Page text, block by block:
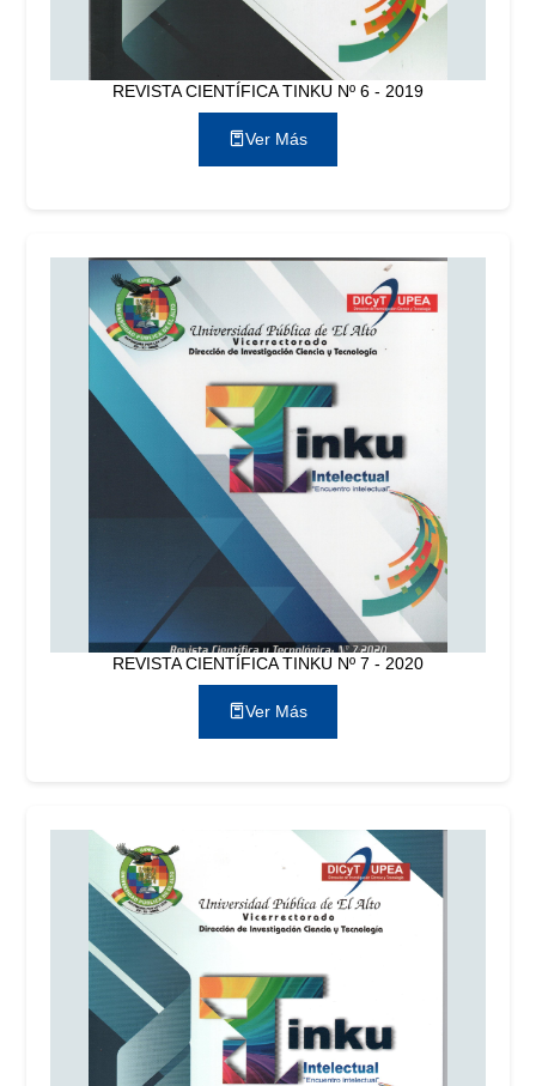
REVISTA CIENTÍFICA TINKU Nº 6 - 2019
Ver Más
REVISTA CIENTÍFICA TINKU Nº 7 - 2020
Ver Más